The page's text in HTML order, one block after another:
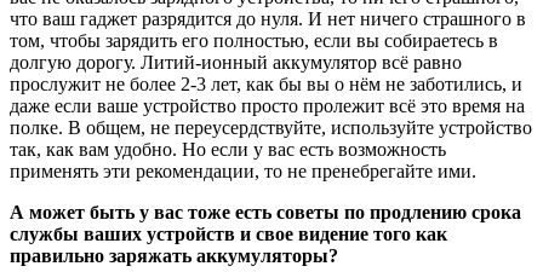
что ваш гаджет разрядится до нуля. И нет ничего страшного в
том, чтобы зарядить его полностью, если вы собираетесь в
долгую дорогу. Литий-ионный аккумулятор всё равно
прослужит не более 2-3 лет, как бы вы о нём не заботились, и
даже если ваше устройство просто пролежит всё это время на
полке. В общем, не переусердствуйте, используйте устройство
так, как вам удобно. Но если у вас есть возможность
применять эти рекомендации, то не пренебрегайте ими.
А может быть у вас тоже есть советы по продлению срока
службы ваших устройств и свое видение того как
правильно заряжать аккумуляторы?